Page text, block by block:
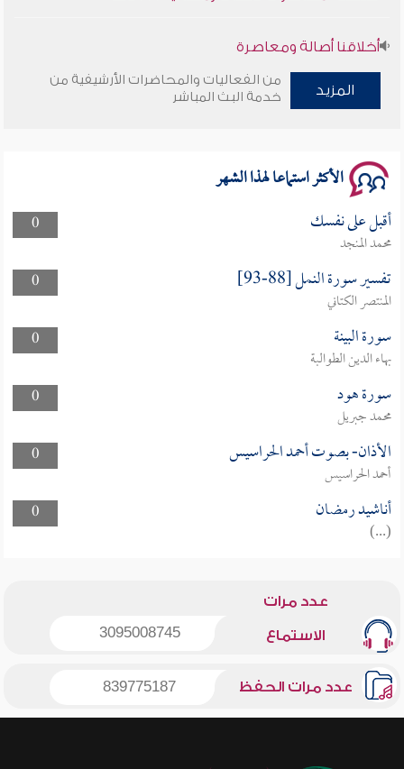
أخلاقنا أصالة ومعاصرة
وأمنهم من خوف 9
المزيد
من الفعاليات والمحاضرات الأرشيفية من
خدمة البث المباشر
الأكثر استماعا لهذا الشهر
0 أقبل على نفسك
محمد المنجد
0
تفسير سورة النمل [88-93]
المنتصر الكتاني
0
سورة البينة
بهاء الدين الطوالبة
0
سورة هود
محمد جبريل
0
الأذان- بصوت أحمد الحراسيس
أحمد الحراسيس
0
أناشيد رمضان
(...)
عدد مرات
الاستماع 3095008745
عدد مرات الحفظ 839775187